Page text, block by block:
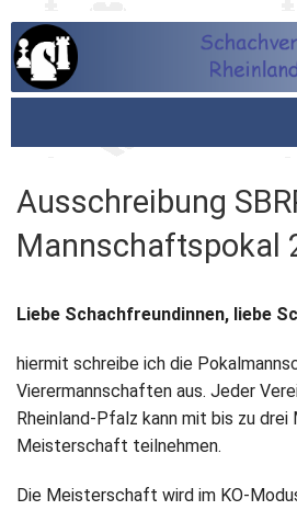
Schachjugend
Meistertafel
Fotos
Ausschreibung
Mannschaftspokal
Liebe Schachfreundinnen, liebe
hiermit schreibe ich die
Vierermannschaften aus. Jeder
Rheinland-Pfalz kann mit bis zu
Meisterschaft teilnehmen.
Die Meisterschaft wird im KO-